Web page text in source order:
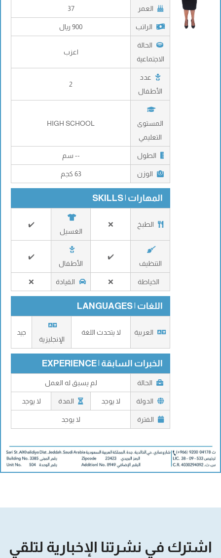
العمر 37
الراتب 900 ريال
الحالة
الاجتماعية
اعزب
عدد
الأطفال
2
المستوى
التعليمي
HIGH SCHOOL
الطول -- سم
الوزن 63 كجم
المهارات | SKILLS
الطبخ
❌
الغسيل
✔️
التنظيف
✔️
الأطفال
✔️
الخياطة ❌ القيادة ❌
اللغات | LANGUAGES
العربية
لا يتحدث اللغة
الإنجليزية
جيد
الخبرات السابقة | EXPERIENCE
الحالة لم يسبق له العمل
الدولة لا يوجد المدة لا يوجد
الفترة لا يوجد
اشترك في نشرتنا الإخبارية لتلقي